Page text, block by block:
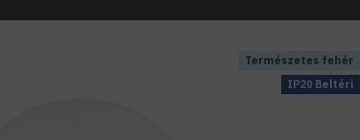
Természetes fehér
IP20 Beltéri